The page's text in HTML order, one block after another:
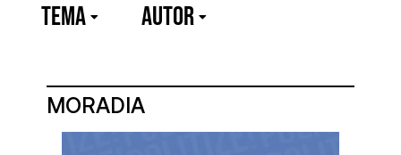
TEMA Autor
MORADIA